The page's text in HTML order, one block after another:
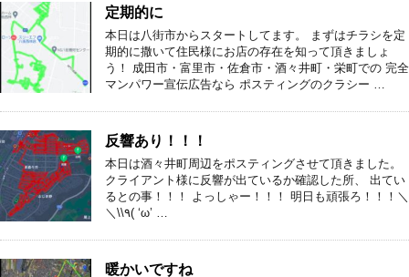
定期的に
本日は八街市からスタートしてます。 まずはチラシを定
期的に撒いて住民様にお店の存在を知って頂きましょ
う！ 成田市・富里市・佐倉市・酒々井町・栄町での 完全
マンパワー宣伝広告なら ポスティングのクラシー …
反響あり！！！
本日は酒々井町周辺をポスティングさせて頂きました。
クライアント様に反響が出ているか確認した所、 出てい
るとの事！！！ よっしゃー！！！ 明日も頑張ろ！！！＼
＼\\٩( ‘ω’ …
暖かいですね